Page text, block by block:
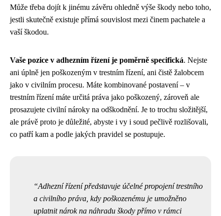
Může třeba dojít k jinému závěru ohledně výše škody nebo toho,
jestli skutečně existuje přímá souvislost mezi činem pachatele a
vaší škodou.
Vaše pozice v adhezním řízení je poměrně specifická. Nejste
ani úplně jen poškozeným v trestním řízení, ani čistě žalobcem
jako v civilním procesu. Máte kombinované postavení – v
trestním řízení máte určitá práva jako poškozený, zároveň ale
prosazujete civilní nároky na odškodnění. Je to trochu složitější,
ale právě proto je důležité, abyste i vy i soud pečlivě rozlišovali,
co patří kam a podle jakých pravidel se postupuje.
Adhezní řízení představuje účelné propojení trestního
a civilního práva, kdy poškozenému je umožněno
uplatnit nárok na náhradu škody přímo v rámci